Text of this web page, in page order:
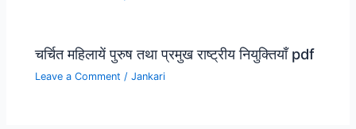
चर्चित महिलायें पुरुष तथा प्रमुख राष्ट्रीय नियुक्तियाँ pdf
Leave a Comment /Jankari